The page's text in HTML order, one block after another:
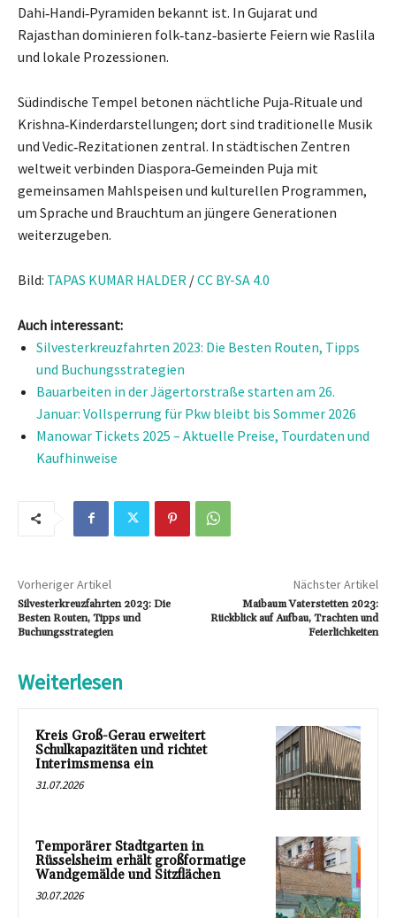
Dahi‑Handi‑Pyramiden bekannt ist. In Gujarat und
Rajasthan dominieren folk‑tanz‑basierte Feiern wie Raslila
und lokale Prozessionen.
Südindische Tempel betonen nächtliche Puja‑Rituale und
Krishna‑Kinderdarstellungen; dort sind traditionelle Musik
und Vedic‑Rezitationen zentral. In städtischen Zentren
weltweit verbinden Diaspora‑Gemeinden Puja mit
gemeinsamen Mahlspeisen und kulturellen Programmen,
um Sprache und Brauchtum an jüngere Generationen
weiterzugeben.
Bild: TAPAS KUMAR HALDER /CC BY-SA 4.0
Auch interessant:
Silvesterkreuzfahrten 2023: Die Besten Routen, Tipps
und Buchungsstrategien
Bauarbeiten in der Jägertorstraße starten am 26.
Januar: Vollsperrung für Pkw bleibt bis Sommer 2026
Manowar Tickets 2025 – Aktuelle Preise, Tourdaten und
Kaufhinweise
Vorheriger Artikel
Silvesterkreuzfahrten 2023: Die
Besten Routen, Tipps und
Buchungsstrategien
Nächster Artikel
Maibaum Vaterstetten 2023:
Rückblick auf Aufbau, Trachten und
Feierlichkeiten
Weiterlesen
Kreis Groß-Gerau erweitert
Schulkapazitäten und richtet
Interimsmensa ein
31.07.2026
Temporärer Stadtgarten in
Rüsselsheim erhält großformatige
Wandgemälde und Sitzflächen
30.07.2026